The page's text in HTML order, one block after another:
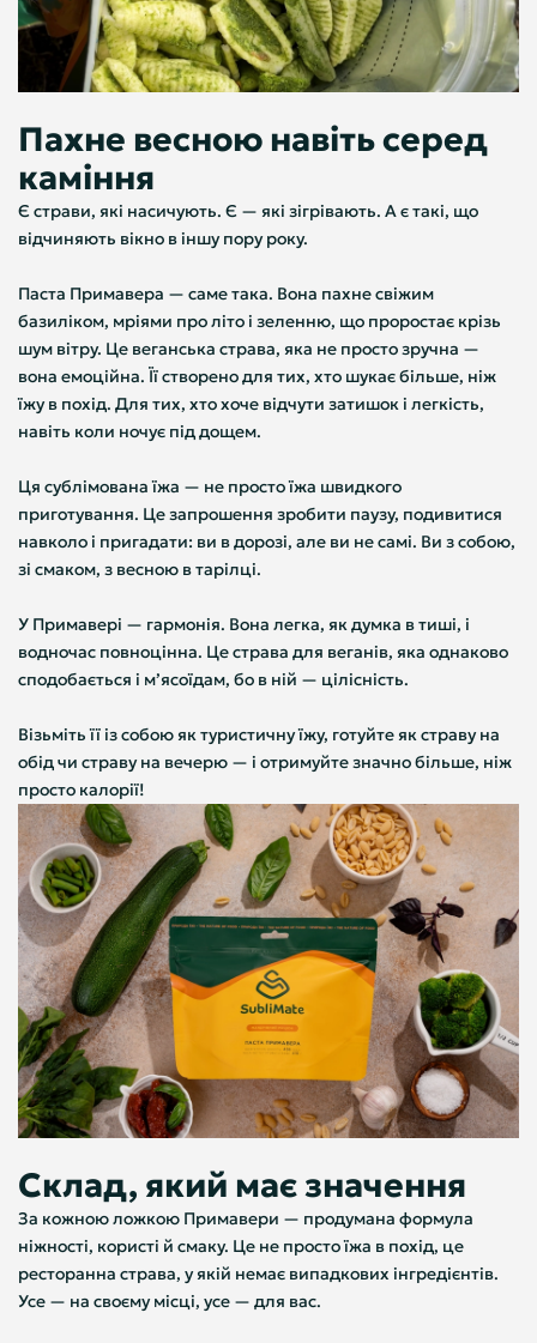
Пахне весною навіть серед
каміння
Є страви, які насичують. Є — які зігрівають. А є такі, що
відчиняють вікно в іншу пору року.
Паста Примавера — саме така. Вона пахне свіжим
базиліком, мріями про літо і зеленню, що проростає крізь
шум вітру. Це веганська страва, яка не просто зручна —
вона емоційна. Її створено для тих, хто шукає більше, ніж
їжу в похід. Для тих, хто хоче відчути затишок і легкість,
навіть коли ночує під дощем.
Ця сублімована їжа — не просто їжа швидкого
приготування. Це запрошення зробити паузу, подивитися
навколо і пригадати: ви в дорозі, але ви не самі. Ви з собою,
зі смаком, з весною в тарілці.
У Примавері — гармонія. Вона легка, як думка в тиші, і
водночас повноцінна. Це страва для веганів, яка однаково
сподобається і м’ясоїдам, бо в ній — цілісність.
Візьміть її із собою як туристичну їжу, готуйте як страву на
обід чи страву на вечерю — і отримуйте значно більше, ніж
просто калорії!
Склад, який має значення
За кожною ложкою Примавери — продумана формула
ніжності, користі й смаку. Це не просто їжа в похід, це
ресторанна страва, у якій немає випадкових інгредієнтів.
Усе — на своєму місці, усе — для вас.